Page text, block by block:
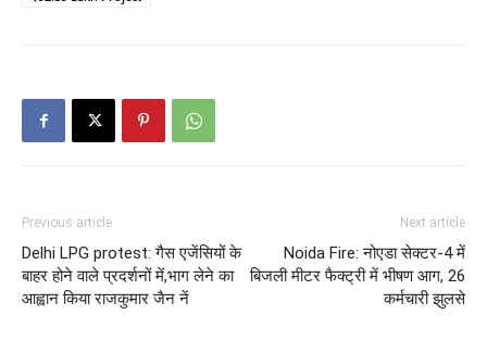
Previous article
Delhi LPG protest: गैस एजेंसियों के
बाहर होने वाले प्रदर्शनों में,भाग लेने का
आह्वान किया राजकुमार जैन नें
Next article
Noida Fire: नोएडा सेक्टर-4 में
बिजली मीटर फैक्ट्री में भीषण आग, 26
कर्मचारी झुलसे